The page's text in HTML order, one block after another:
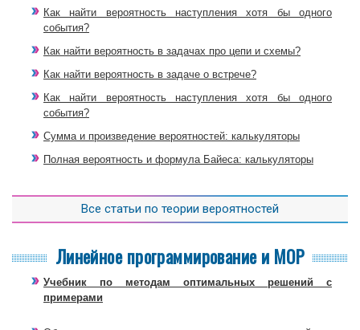
Как найти вероятность наступления хотя бы одного
события?
Как найти вероятность в задачах про цепи и схемы?
Как найти вероятность в задаче о встрече?
Как найти вероятность наступления хотя бы одного
события?
Сумма и произведение вероятностей: калькуляторы
Полная вероятность и формула Байеса: калькуляторы
Все статьи по теории вероятностей
Линейное программирование и МОР
Учебник по методам оптимальных решений с
примерами